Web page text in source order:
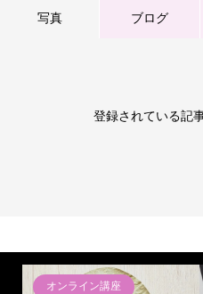
写真 ブログ
登録されている記
オンライン講座